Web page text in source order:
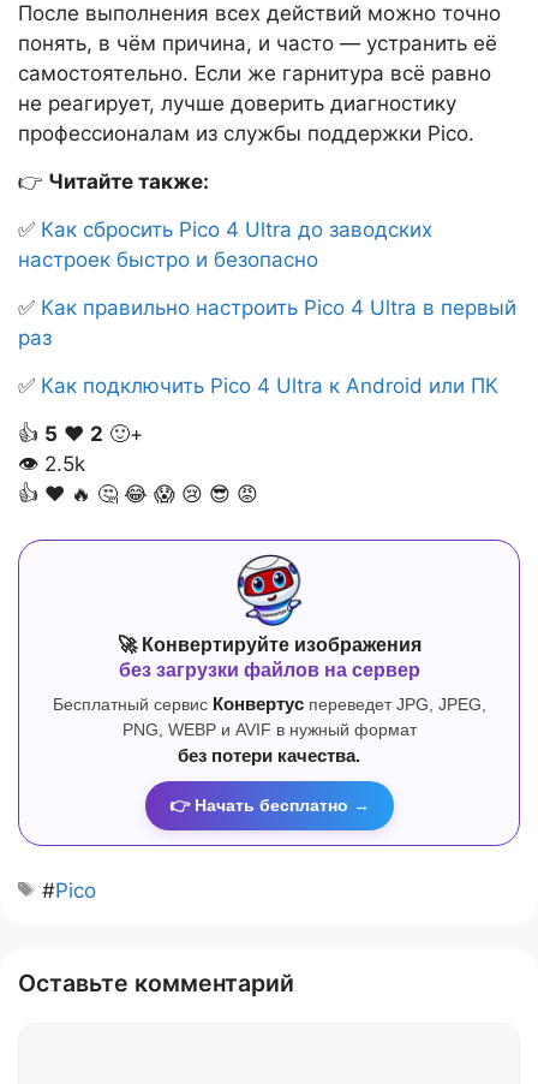
После выполнения всех действий можно точно
понять, в чём причина, и часто — устранить её
самостоятельно. Если же гарнитура всё равно
не реагирует, лучше доверить диагностику
профессионалам из службы поддержки Pico.
👉 Читайте также:
✅ Как сбросить Pico 4 Ultra до заводских
настроек быстро и безопасно
✅ Как правильно настроить Pico 4 Ultra в первый
раз
✅ Как подключить Pico 4 Ultra к Android или ПК
👍 5 ❤️ 2 🙂+
👁 2.5k
👍 ❤️ 🔥 🤔 😂 😱 😢 😎 😡
🚀 Конвертируйте изображения
без загрузки файлов на сервер
Бесплатный сервис Конвертуспереведет JPG, JPEG,
PNG, WEBP и AVIF в нужный формат
без потери качества.
👉 Начать бесплатно →
#Pico
Оставьте комментарий